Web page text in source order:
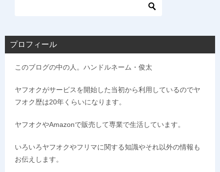
シ
プロフィール
このブログの中の人。ハンドルネーム・俊太
ヤフオクがサービスを開始した当初から利用しているのでヤ
フオク歴は20年くらいになります。
ヤフオクやAmazonで販売して専業で生活しています。
いろいろヤフオクやフリマに関する知識やそれ以外の情報も
お伝えします。